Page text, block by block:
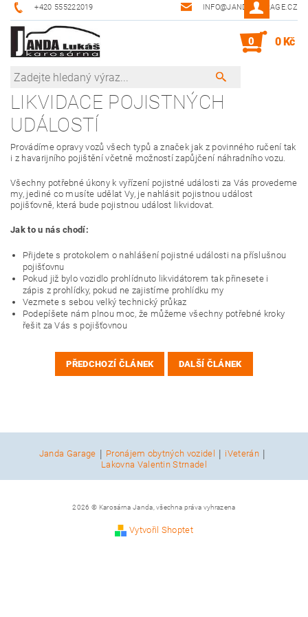
+420 555222019 INFO@JANDA-GARAGE.CZ
0 0 Kč
LIKVIDACE POJISTNÝCH
UDÁLOSTÍ
Provádíme opravy vozů všech typů a značek jak z povinného ručení tak
i z havarijního pojištění včetně možností zapůjčení náhradního vozu.
Všechny potřebné úkony k vyřízení pojistné události za Vás provedeme
my, jediné co musíte udělat Vy, je nahlásit pojistnou událost
pojišťovně, která bude pojistnou událost likvidovat.
Jak to u nás chodí:
Přijdete s protokolem o nahlášení pojistné události na příslušnou
pojišťovnu
Pokud již bylo vozidlo prohlídnuto likvidátorem tak přinesete i
zápis z prohlídky, pokud ne zajistíme prohlídku my
Vezmete s sebou velký technický průkaz
Podepíšete nám plnou moc, že můžeme všechny potřebné kroky
řešit za Vás s pojišťovnou
PŘEDCHOZÍ ČLÁNEK DALŠÍ ČLÁNEK
Janda Garage | Pronájem obytných vozidel | iVeterán |
Lakovna Valentin Strnadel
2026 © Karosárna Janda, všechna práva vyhrazena
Vytvořil Shoptet